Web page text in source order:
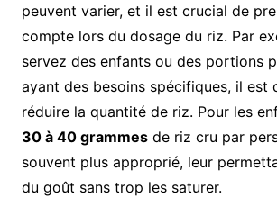
peuvent varier, et il est crucial de
compte lors du dosage du riz. Par
servez des enfants ou des portions
ayant des besoins spécifiques, il est
réduire la quantité de riz. Pour les
30 à 40 grammesde riz cru par
souvent plus approprié, leur
du goût sans trop les saturer.